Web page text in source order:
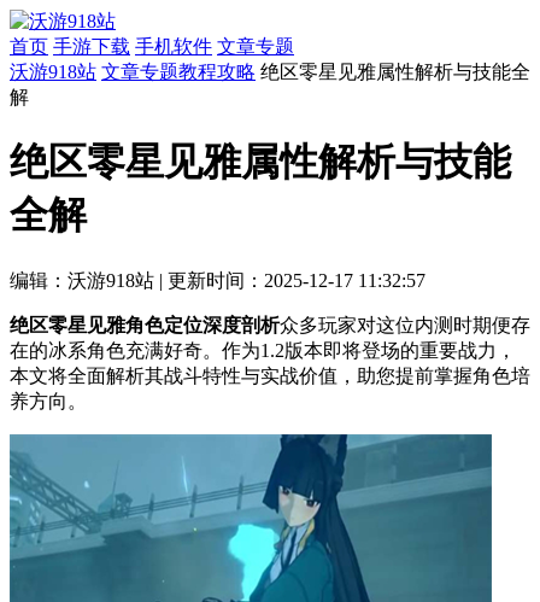
首页 手游下载 手机软件 文章专题
沃游918站 文章专题教程攻略 绝区零星见雅属性解析与技能全
解
绝区零星见雅属性解析与技能
全解
编辑：沃游918站 | 更新时间：2025-12-17 11:32:57
绝区零星见雅角色定位深度剖析众多玩家对这位内测时期便存
在的冰系角色充满好奇。作为1.2版本即将登场的重要战力，
本文将全面解析其战斗特性与实战价值，助您提前掌握角色培
养方向。